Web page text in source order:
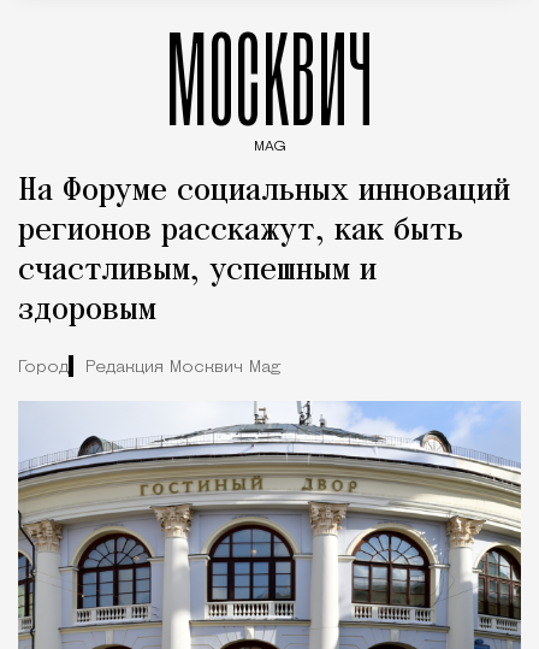
МОСКВИЧ
MAG
На Форуме социальных инноваций
регионов расскажут, как быть
счастливым, успешным и
здоровым
Город Редакция Москвич Mag